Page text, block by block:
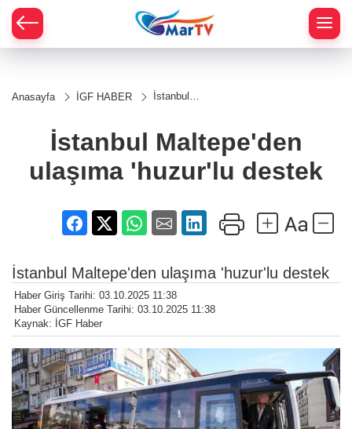
Anasayfa İGF HABER
İstanbul
'huzur'lu
destek
İstanbul Maltepe'den
ulaşıma 'huzur'lu destek
İstanbul Maltepe'den ulaşıma 'huzur'lu destek
Haber Giriş Tarihi: 03.10.2025 11:38
Haber Güncellenme Tarihi: 03.10.2025 11:38
Kaynak: İGF Haber